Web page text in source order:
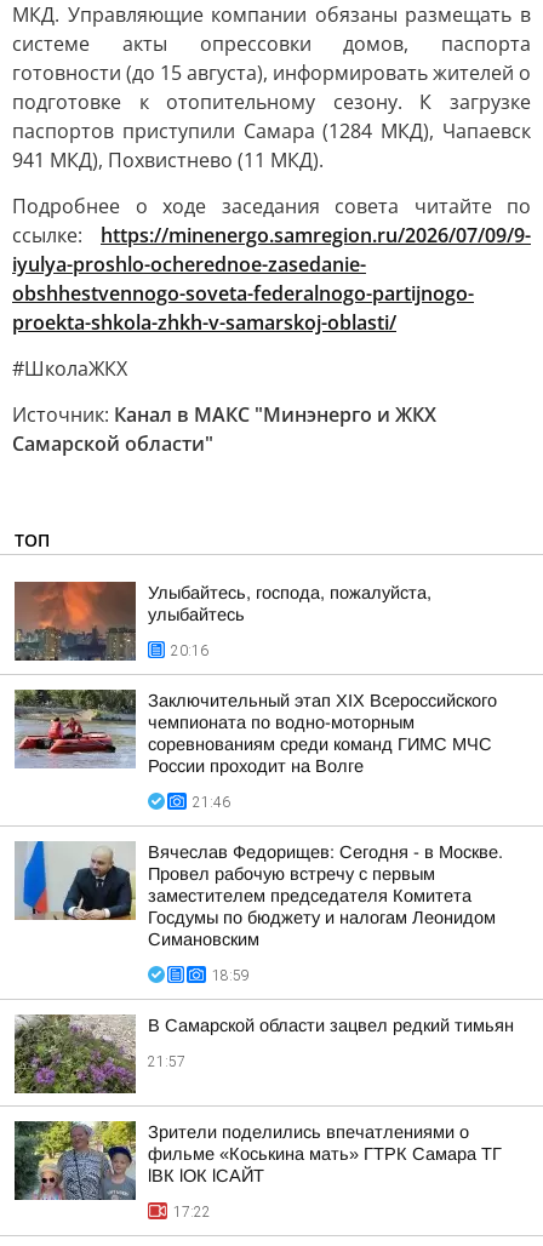
МКД. Управляющие компании обязаны размещать в
системе акты опрессовки домов, паспорта
готовности (до 15 августа), информировать жителей о
подготовке к отопительному сезону. К загрузке
паспортов приступили Самара (1284 МКД), Чапаевск
941 МКД), Похвистнево (11 МКД).
Подробнее о ходе заседания совета читайте по
ссылке: https://minenergo.samregion.ru/2026/07/09/9-
iyulya-proshlo-ocherednoe-zasedanie-
obshhestvennogo-soveta-federalnogo-partijnogo-
proekta-shkola-zhkh-v-samarskoj-oblasti/
#ШколаЖКХ
Источник: Канал в МАКС "Минэнерго и ЖКХ
Самарской области"
ТОП
Улыбайтесь, господа, пожалуйста,
улыбайтесь
20:16
Заключительный этап XIХ Всероссийского
чемпионата по водно-моторным
соревнованиям среди команд ГИМС МЧС
России проходит на Волге
21:46
Вячеслав Федорищев: Сегодня - в Москве.
Провел рабочую встречу с первым
заместителем председателя Комитета
Госдумы по бюджету и налогам Леонидом
Симановским
18:59
В Самарской области зацвел редкий тимьян
21:57
Зрители поделились впечатлениями о
фильме «Коськина мать» ГТРК Самара ТГ
lВК lОК lСАЙТ
17:22